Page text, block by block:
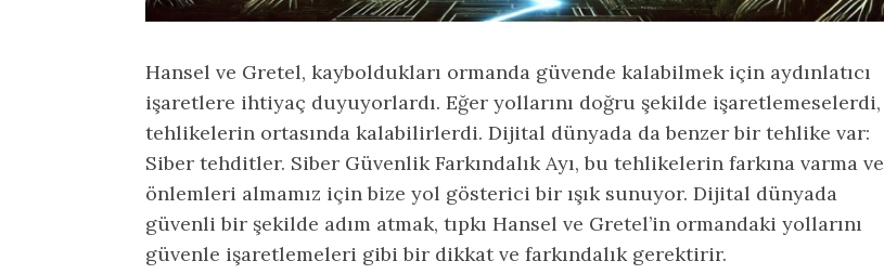
Hansel ve Gretel, kayboldukları ormanda güvende kalabilmek için aydınlatıcı
işaretlere ihtiyaç duyuyorlardı. Eğer yollarını doğru şekilde işaretlemeselerdi,
tehlikelerin ortasında kalabilirlerdi. Dijital dünyada da benzer bir tehlike var:
Siber tehditler. Siber Güvenlik Farkındalık Ayı, bu tehlikelerin farkına varma ve
önlemleri almamız için bize yol gösterici bir ışık sunuyor. Dijital dünyada
güvenli bir şekilde adım atmak, tıpkı Hansel ve Gretel’in ormandaki yollarını
güvenle işaretlemeleri gibi bir dikkat ve farkındalık gerektirir.